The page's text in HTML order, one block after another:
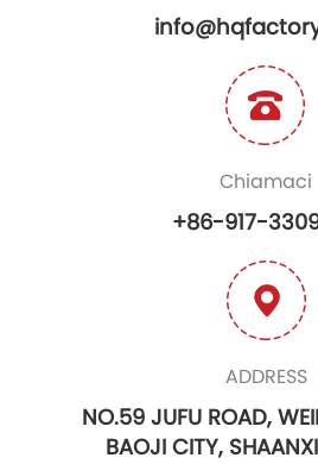
Chiamaci
+86-917-
ADDRESS
NO.59 JUFU ROAD,
BAOJI CITY,